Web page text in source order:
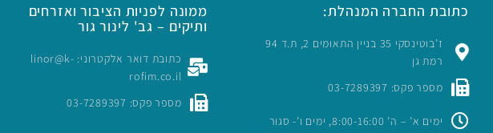
כתובת החברה המנהלת:
ז’בוטינסקי 35 בניין התאומים 2, ת.ד 94
רמת גן
מספר פקס: 03-7289397
ימים א’ – ה’ 8:00-16:00, ימים ו’- סגור
ממונה לפניות הציבור ואזרחים
ותיקים – גב' לינור גור
כתובת דואר אלקטרוני: linor@k-
rofim.co.il
מספר פקס: 03-7289397